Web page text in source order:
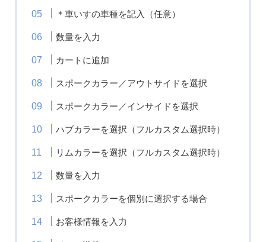
＊車いすの車種を記入（任意）
数量を入力
カートに追加
スポークカラー／アウトサイドを選択
スポークカラー／インサイドを選択
ハブカラーを選択（フルカスタム選択時）
リムカラーを選択（フルカスタム選択時）
数量を入力
スポークカラーを個別に選択する場合
お客様情報を入力